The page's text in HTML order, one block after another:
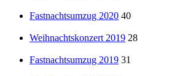
Fastnachtsumzug 2020 40
Weihnachtskonzert 2019 28
Fastnachtsumzug 2019 31